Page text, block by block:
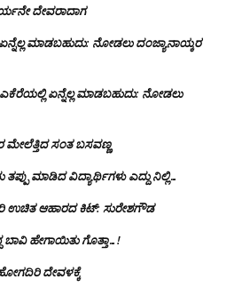
ದೇವರಾದಾಗ
ಮಾಡಬಹುದು: ನೋಡಲು ದಂಜ್ಯಾನಾಯ್ಕರ
ಎಕೆರೆಯಲ್ಲಿ ಏನ್ನೆಲ್ಲ‌ ಮಾಡಬಹುದು: ನೋಡಲು
ಮೇಲೆತ್ತಿದ ಸಂತ ಬಸವಣ್ಣ
ಮಾಡಿದ ವಿದ್ಯಾರ್ಥಿಗಳು ಎದ್ದು ನಿಲ್ಲಿ…
ಉಚಿತ ಆಹಾರದ ಕಿಟ್: ಸುರೇಶಗೌಡ
ಬಾವಿ ಹೇಗಾಯಿತು ಗೊತ್ತಾ…!
ದೇವಳಕ್ಕೆ